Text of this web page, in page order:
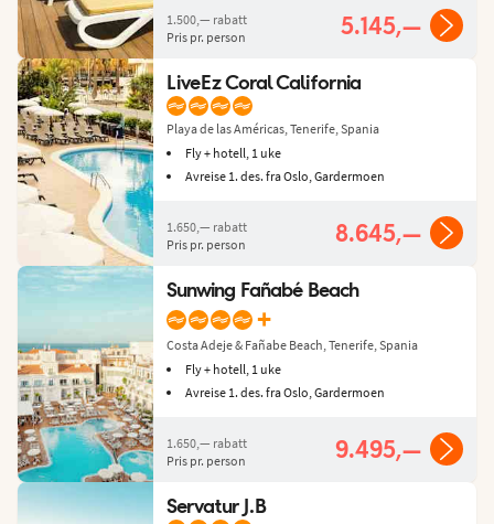
1.500,— rabatt
Pris pr. person
5.145,—
LiveEz Coral California
Playa de las Américas, Tenerife, Spania
Fly + hotell, 1 uke
Avreise 1. des. fra Oslo, Gardermoen
1.650,— rabatt
Pris pr. person
8.645,—
Sunwing Fañabé Beach
+
Costa Adeje & Fañabe Beach, Tenerife, Spania
Fly + hotell, 1 uke
Avreise 1. des. fra Oslo, Gardermoen
1.650,— rabatt
Pris pr. person
9.495,—
Servatur J.B